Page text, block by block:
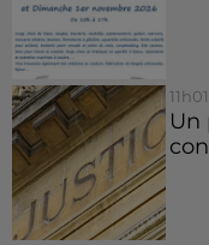
11h01
Un